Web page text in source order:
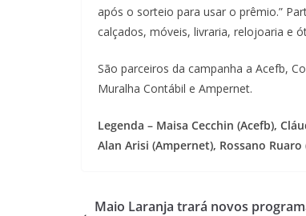
após o sorteio para usar o prêmio.”
calçados, móveis, livraria, relojoaria e
São parceiros da campanha a Acefb,
Muralha Contábil e Ampernet.
Legenda – Maisa Cecchin (Acefb),
Alan Arisi (Ampernet), Rossano
Maio Laranja trará novos